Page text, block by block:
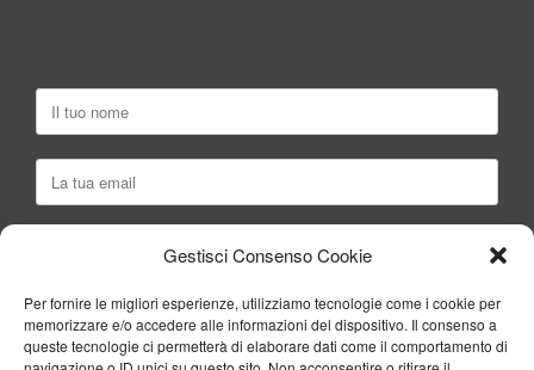
Gestisci Consenso Cookie
Per fornire le migliori esperienze, utilizziamo tecnologie come i cookie per
memorizzare e/o accedere alle informazioni del dispositivo. Il consenso a
queste tecnologie ci permetterà di elaborare dati come il comportamento di